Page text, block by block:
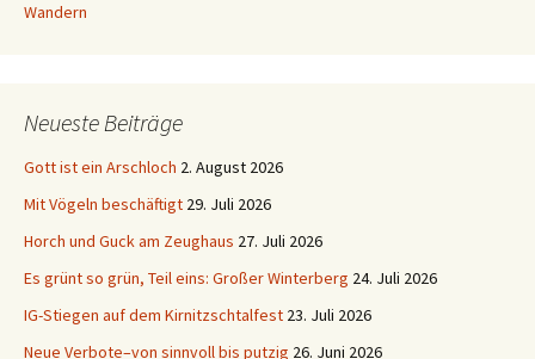
Wandern
Neueste Beiträge
Gott ist ein Arschloch 2. August 2026
Mit Vögeln beschäftigt 29. Juli 2026
Horch und Guck am Zeughaus 27. Juli 2026
Es grünt so grün, Teil eins: Großer Winterberg 24. Juli 2026
IG-Stiegen auf dem Kirnitzschtalfest 23. Juli 2026
Neue Verbote–von sinnvoll bis putzig 26. Juni 2026